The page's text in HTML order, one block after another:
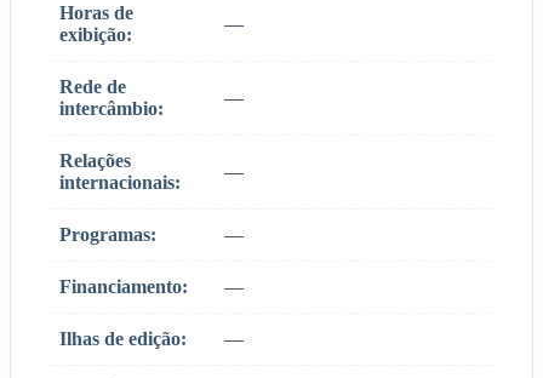
Horas de
exibição:
—
Rede de
intercâmbio:
—
Relações
internacionais:
—
Programas: —
Financiamento: —
Ilhas de edição: —